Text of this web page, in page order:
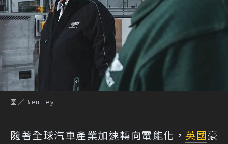
圖／Bentley
隨著全球汽車產業加速轉向電能化， 英國豪